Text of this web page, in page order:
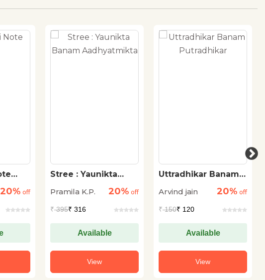
20% off
Stree : Yaunikta
Aadhyatmikta
Pramila K.P. 20% off
₹395₹ 316
Available
View
Uttradhikar Banam
Arvind jain
20% off
₹150₹ 120
Available
View